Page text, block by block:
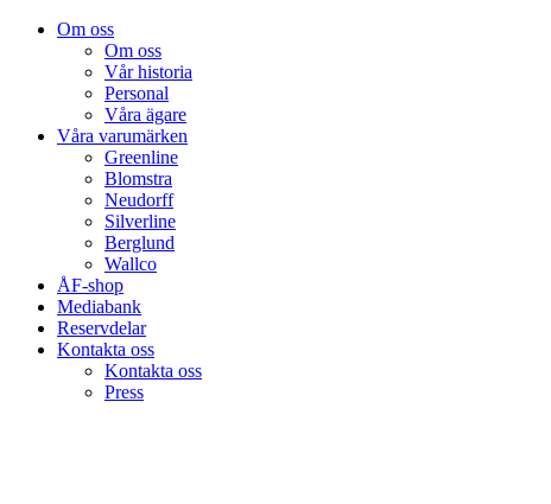
Om oss
Om oss
Vår historia
Personal
Våra ägare
Våra varumärken
Greenline
Blomstra
Neudorff
Silverline
Berglund
Wallco
ÅF-shop
Mediabank
Reservdelar
Kontakta oss
Kontakta oss
Press